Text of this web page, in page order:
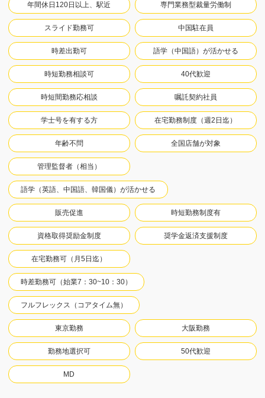
年間休日120日以上、駅近 専門業務型裁量労働制
スライド勤務可 中国駐在員
時差出勤可 語学（中国語）が活かせる
時短勤務相談可 40代歓迎
時短間勤務応相談 嘱託契約社員
学士号を有する方 在宅勤務制度（週2日迄）
年齢不問 全国店舗が対象
管理監督者（相当）
語学（英語、中国語、韓国儀）が活かせる
販売促進 時短勤務制度有
資格取得奨励金制度 奨学金返済支援制度
在宅勤務可（月5日迄）
時差勤務可（始業7：30~10：30）
フルフレックス（コアタイム無）
東京勤務 大阪勤務
勤務地選択可 50代歓迎
MD